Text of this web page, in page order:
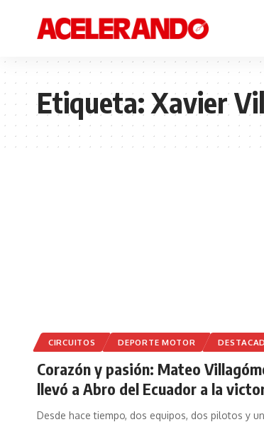
Etiqueta: Xavier
CIRCUITOS DEPORTE MOTOR
Corazón y pasión: Mateo
llevó a Abro del Ecuador a la
Desde hace tiempo, dos equipos, dos pilotos y